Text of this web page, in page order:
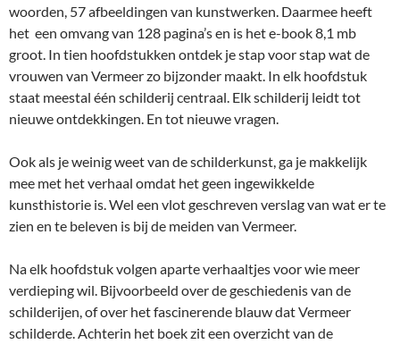
woorden, 57 afbeeldingen van kunstwerken. Daarmee heeft
het een omvang van 128 pagina’s en is het e-book 8,1 mb
groot. In tien hoofdstukken ontdek je stap voor stap wat de
vrouwen van Vermeer zo bijzonder maakt. In elk hoofdstuk
staat meestal één schilderij centraal. Elk schilderij leidt tot
nieuwe ontdekkingen. En tot nieuwe vragen.
Ook als je weinig weet van de schilderkunst, ga je makkelijk
mee met het verhaal omdat het geen ingewikkelde
kunsthistorie is. Wel een vlot geschreven verslag van wat er te
zien en te beleven is bij de meiden van Vermeer.
Na elk hoofdstuk volgen aparte verhaaltjes voor wie meer
verdieping wil. Bijvoorbeeld over de geschiedenis van de
schilderijen, of over het fascinerende blauw dat Vermeer
schilderde. Achterin het boek zit een overzicht van de